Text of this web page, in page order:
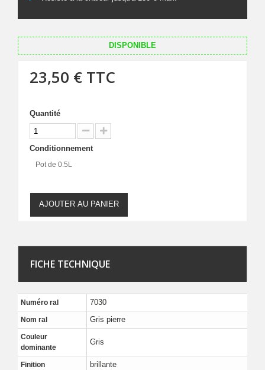
DISPONIBLE
23,50 € TTC
Quantité
Conditionnement
Pot de 0.5L
AJOUTER AU PANIER
FICHE TECHNIQUE
Numéro ral 7030
Nom ral Gris pierre
Couleur
dominante
Gris
Finition brillante